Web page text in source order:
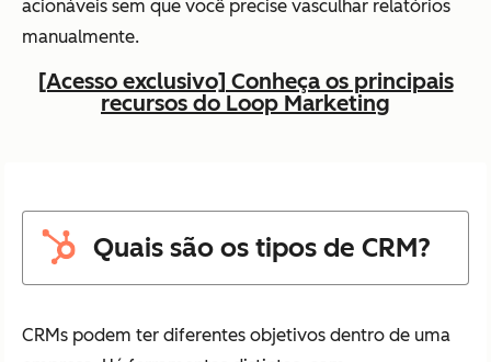
acionáveis sem que você precise vasculhar relatórios
manualmente.
[Acesso exclusivo] Conheça os principais
recursos do Loop Marketing
Quais são os tipos de CRM?
CRMs podem ter diferentes objetivos dentro de uma